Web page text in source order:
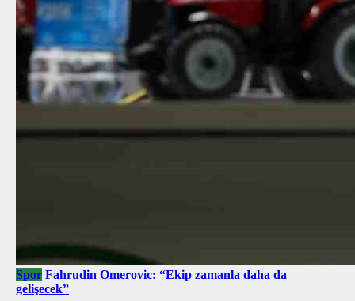
Spor Fahrudin Omerovic: “Ekip zamanla daha da
gelişecek”